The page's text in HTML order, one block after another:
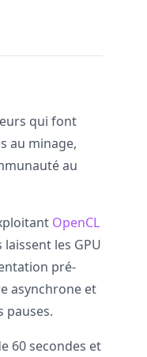
qui font
au minage,
au
OpenCL
les GPU
pré-
asynchrone et
pauses.
60 secondes et